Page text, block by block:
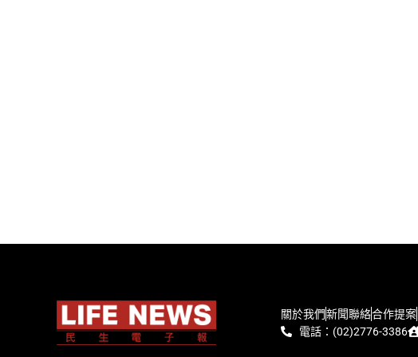
關於我們新聞聯絡合作提案
電話：(02)2776-3386